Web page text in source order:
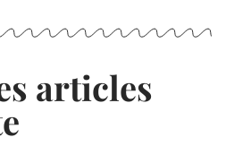
articles